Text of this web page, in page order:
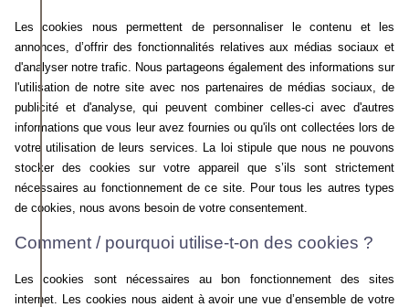
Les cookies nous permettent de personnaliser le contenu et les
annonces, d’offrir des fonctionnalités relatives aux médias sociaux et
d'analyser notre trafic. Nous partageons également des informations sur
l'utilisation de notre site avec nos partenaires de médias sociaux, de
publicité et d'analyse, qui peuvent combiner celles-ci avec d'autres
informations que vous leur avez fournies ou qu'ils ont collectées lors de
votre utilisation de leurs services. La loi stipule que nous ne pouvons
stocker des cookies sur votre appareil que s’ils sont strictement
nécessaires au fonctionnement de ce site. Pour tous les autres types
de cookies, nous avons besoin de votre consentement.
Comment / pourquoi utilise-t-on des cookies ?
Les cookies sont nécessaires au bon fonctionnement des sites
internet. Les cookies nous aident à avoir une vue d’ensemble de votre